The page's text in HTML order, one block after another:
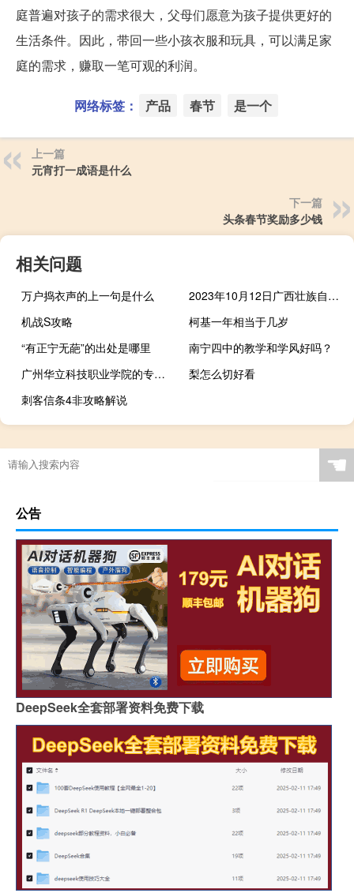
庭普遍对孩子的需求很大，父母们愿意为孩子提供更好的
生活条件。因此，带回一些小孩衣服和玩具，可以满足家
庭的需求，赚取一笔可观的利润。
网络标签： 产品 春节 是一个
上一篇
元宵打一成语是什么
下一篇
头条春节奖励多少钱
相关问题
万户捣衣声的上一句是什么
2023年10月12日广西壮族自治区梧州市疫情大数据-今日/今天疫情全网搜索最新实时消息动态情况通知播报
机战S攻略
柯基一年相当于几岁
“有正宁无葩”的出处是哪里
南宁四中的教学和学风好吗？
广州华立科技职业学院的专业有哪些
梨怎么切好看
刺客信条4非攻略解说
☚
公告
DeepSeek全套部署资料免费下载